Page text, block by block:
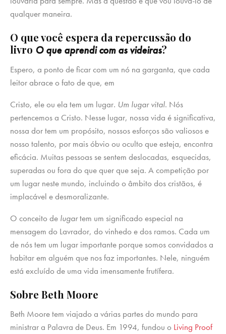
qualquer maneira.
O que você espera da repercussão do
livro O que aprendi com as videiras?
Espero, a ponto de ficar com um nó na garganta, que cada
leitor abrace o fato de que, em
Cristo, ele ou ela tem um lugar. Um lugar vital. Nós
pertencemos a Cristo. Nesse lugar, nossa vida é significativa,
nossa dor tem um propósito, nossos esforços são valiosos e
nosso talento, por mais óbvio ou oculto que esteja, encontra
eficácia. Muitas pessoas se sentem deslocadas, esquecidas,
superadas ou fora do que quer que seja. A competição por
um lugar neste mundo, incluindo o âmbito dos cristãos, é
implacável e desmoralizante.
O conceito de lugartem um significado especial na
mensagem do Lavrador, do vinhedo e dos ramos. Cada um
de nós tem um lugar importante porque somos convidados a
habitar em alguém que nos faz importantes. Nele, ninguém
está excluído de uma vida imensamente frutífera.
Sobre Beth Moore
Beth Moore tem viajado a várias partes do mundo para
ministrar a Palavra de Deus. Em 1994, fundou o Living Proof